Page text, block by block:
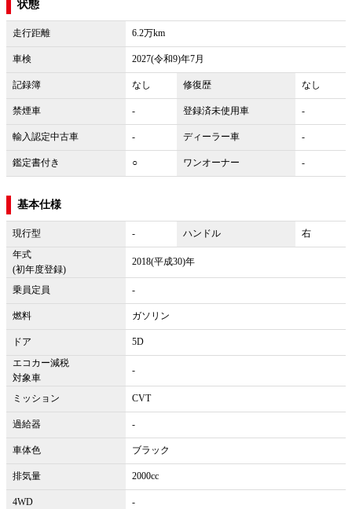
状態
走行距離 6.2万km
車検 2027(令和9)年7月
記録簿 なし 修復歴 なし
禁煙車 - 登録済未使用車 -
輸入認定中古車 - ディーラー車 -
鑑定書付き ○ ワンオーナー -
基本仕様
現行型 - ハンドル
右
年式
(初年度登録)
2018(平成30)年
乗員定員 -
燃料 ガソリン
ドア
5D
エコカー減税
対象車
-
ミッション CVT
過給器 -
車体色 ブラック
排気量 2000cc
4WD -